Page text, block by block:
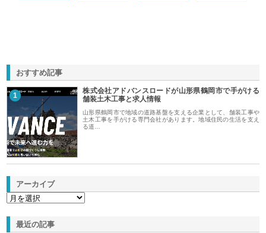
おすすめ記事
1
株式会社アドバンスロードが山形県鶴岡市で手がける
舗装土木工事と求人情報
山形県鶴岡市で地域の道路基盤を支える企業として、舗装工事や
土木工事を手がける専門会社があります。地域住民の生活を支え
る道…
アーカイブ
最近の記事